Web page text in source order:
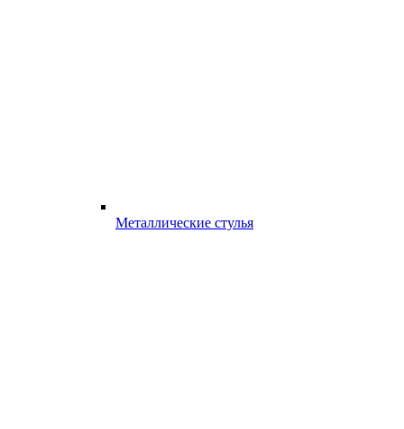
Металлические стулья